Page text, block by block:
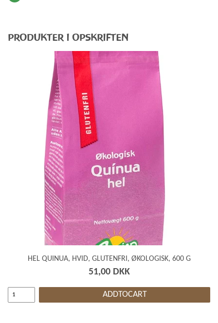
PRODUKTER I OPSKRIFTEN
HEL QUINUA, HVID, GLUTENFRI, ØKOLOGISK, 600 G
51,00 DKK
ADDTOCART